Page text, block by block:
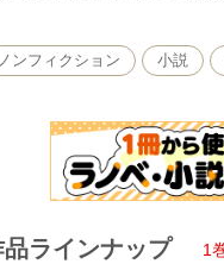
ノンフィクション 小説
品ラインナップ 1